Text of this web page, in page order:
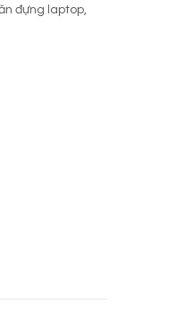
đựng laptop,